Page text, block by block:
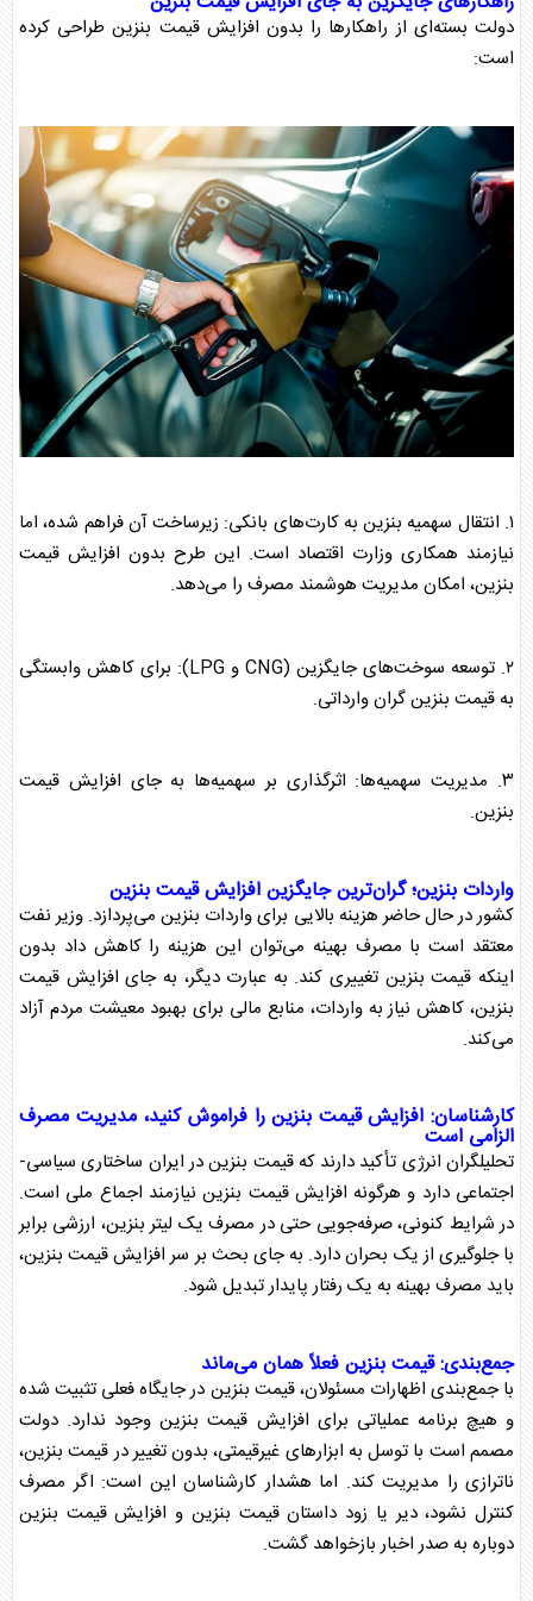
دولت بسته‌ای از راهکار‌ها را بدون افزایشقیمت بنزینطراحی کرده
است:
۱. انتقال سهمیه بنزین به کارت‌های بانکی: زیرساخت آن فراهم شده، اما
نیازمند همکاری وزارت اقتصاد است. این طرح بدون افزایش قیمت
بنزین، امکان مدیریت هوشمند مصرف را می‌دهد.
۲. توسعه سوخت
‌های جایگزین (CNG و LPG): برای کاهش وابستگی
بهقیمت بنزینگران وارداتی.
۳. مدیریت سهمیه‌ها: اثرگذاری بر سهمیه‌ها به جای افزایش
قیمت
بنزین.
واردات بنزین؛ گران‌ترین جایگزین افزایشقیمت بنزین
کشور در حال حاضر هزینه بالایی برای واردات بنزین می‌پردازد. وزیر نفت
معتقد است با مصرف بهینه می‌توان این هزینه را کاهش داد بدون
اینکه قیمت بنزین تغییری کند. به عبارت دیگر، به جای افزایش قیمت
بنزین، کاهش نیاز به واردات، منابع مالی برای بهبود معیشت مردم آزاد
می‌کند.
کارشناسان: افزایشقیمت بنزینرا فراموش کنید، مدیریت مصرف
الزامی است
تحلیلگران انرژی تأکید دارند کهقیمت بنزیندر ایران ساختاری سیاسی-
اجتماعی دارد و هرگونه افزایشقیمت بنزیننیازمند اجماع ملی است.
در شرایط کنونی، صرفه‌جویی حتی در مصرف یک لیتر بنزین، ارزشی برابر
با جلوگیری از یک بحران دارد. به جای بحث بر سر افزایشقیمت بنزین،
باید مصرف بهینه به یک رفتار پایدار تبدیل شود.
جمع‌بندی:قیمت بنزینفعلاً همان می‌ماند
با جمع‌بندی اظهارات مسئولان،قیمت بنزین در جایگاه فعلی تثبیت شده
و هیچ برنامه عملیاتی برای افزایش قیمت بنزینوجود ندارد. دولت
مصمم است با توسل به ابزار‌های غیرقیمتی، بدون تغییر در قیمت بنزین،
ناترازی را مدیریت کند. اما هشدار کارشناسان این است: اگر مصرف
کنترل نشود، دیر یا زود داستانقیمت بنزین و افزایشقیمت بنزین
دوباره به صدر اخبار بازخواهد گشت.